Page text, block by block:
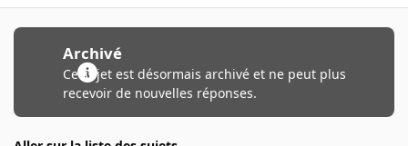
Archivé
Ce sujet est désormais archivé et ne peut plus
recevoir de nouvelles réponses.